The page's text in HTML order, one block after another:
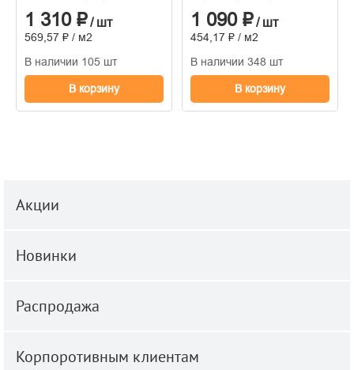
1 310 ₽/ шт
569,57 ₽ / м2
В наличии 105 шт
В корзину
1 090 ₽/ шт
454,17 ₽ / м2
В наличии 348 шт
В корзину
Акции
Новинки
Распродажа
Корпоротивным клиентам